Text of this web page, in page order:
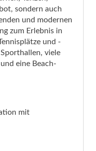
sondern auch
und modernen
zum Erlebnis in
und -
viele
eine Beach-
mit